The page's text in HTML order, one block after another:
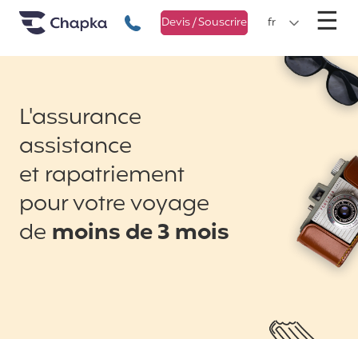
Chapka Assurances Voyages
+33 1 74 85 50 50
Devis / Souscrire fr ☰
L'assurance
assistance
et rapatriement
pour votre voyage
de moins de 3 mois